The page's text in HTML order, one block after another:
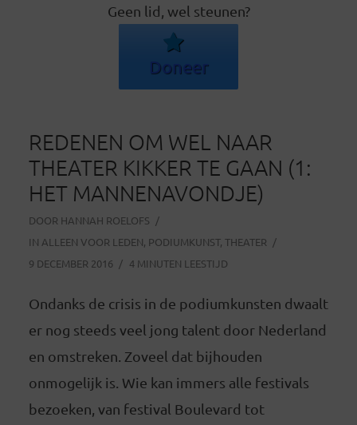
Geen lid, wel steunen?
Doneer
REDENEN OM WEL NAAR
THEATER KIKKER TE GAAN (1:
HET MANNENAVONDJE)
DOOR HANNAH ROELOFS
IN ALLEEN VOOR LEDEN, PODIUMKUNST, THEATER
9 DECEMBER 2016
4 MINUTEN LEESTIJD
Ondanks de crisis in de podiumkunsten dwaalt
er nog steeds veel jong talent door Nederland
en omstreken. Zoveel dat bijhouden
onmogelijk is. Wie kan immers alle festivals
bezoeken, van festival Boulevard tot